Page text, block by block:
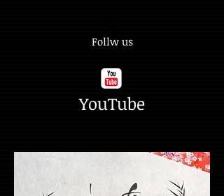
Follw us
YouTube